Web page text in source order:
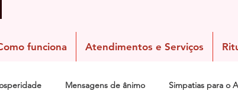
funciona Atendimentos e Serviços
Mensagens de ânimo Simpatias para o